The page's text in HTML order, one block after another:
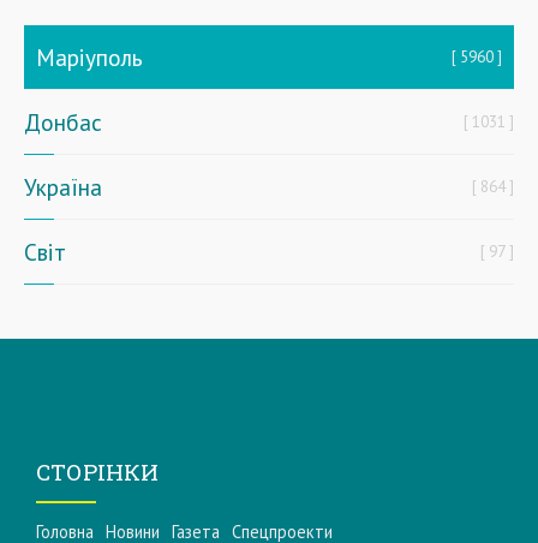
Маріуполь 5960
Донбас 1031
Україна 864
Світ 97
СТОРІНКИ
Головна Новини Газета Спецпроекти